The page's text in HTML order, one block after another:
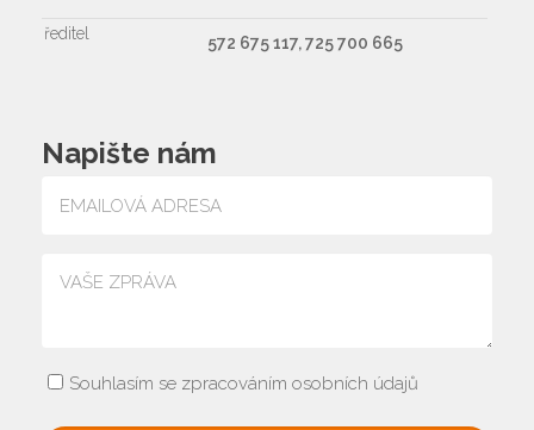
ředitel 572 675 117, 725 700 665
Napište nám
Souhlasím se zpracováním osobních údajů